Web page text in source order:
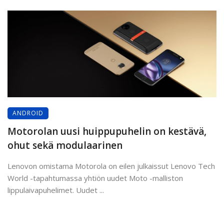
ANDROID
Motorolan uusi huippupuhelin on kestävä,
ohut sekä modulaarinen
Lenovon omistama Motorola on eilen julkaissut Lenovo Tech
World -tapahtumassa yhtiön uudet Moto -malliston
lippulaivapuhelimet. Uudet ...